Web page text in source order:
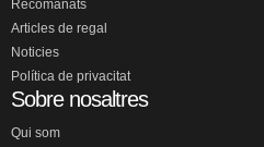
Recomanats
Articles de regal
Noticies
Política de privacitat
Sobre nosaltres
Qui som